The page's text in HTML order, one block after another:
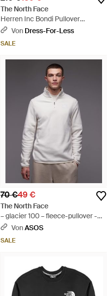
The North Face
Herren Inc Bondi Pullover
Trainingsanzug - Grau
Von Dress-For-Less
SALE
70 €49 €
The North Face
– glacier 100 – fleece-pullover -
GrauVonASOS
SALE